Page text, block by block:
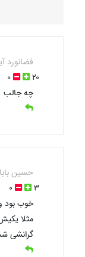
فضانورد
۲۰
۰
چه جالب
حسین
۳
۰
خوب بود
مثلا
گرانشی